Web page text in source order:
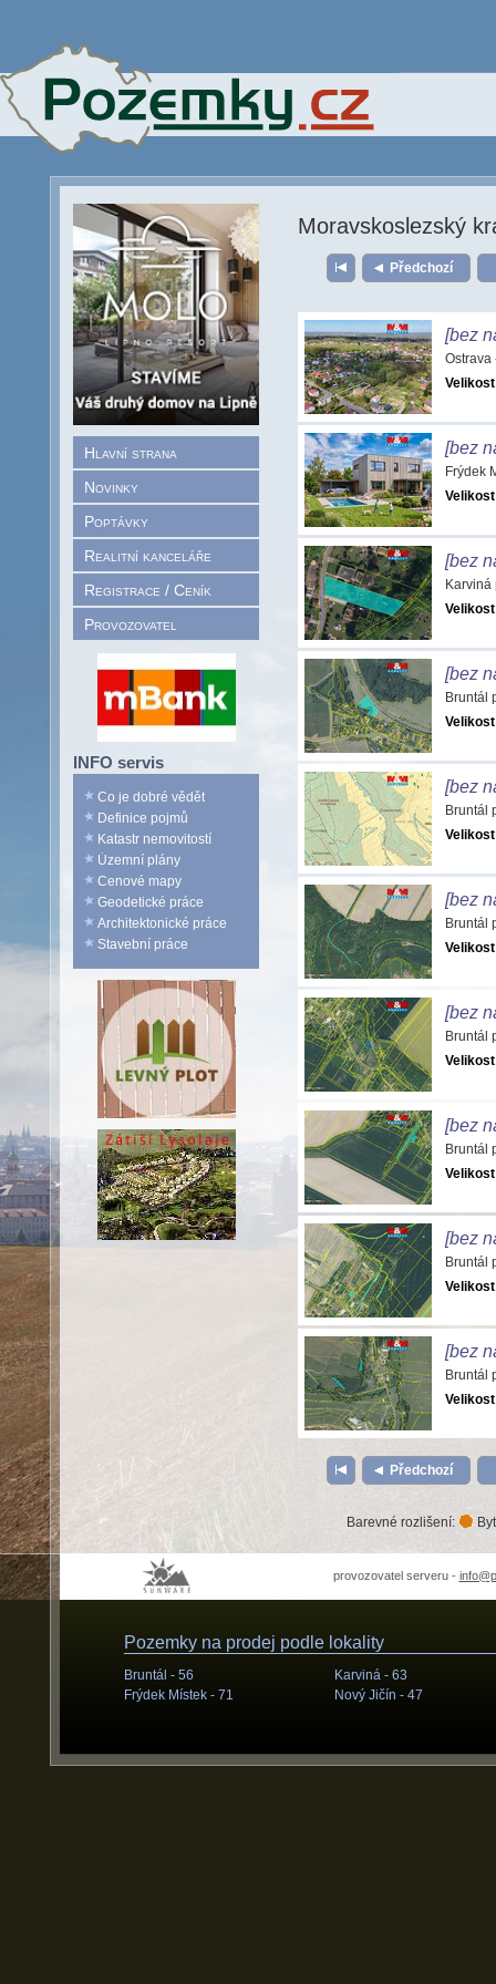
Hlavní strana
Novinky
Poptávky
Realitní kanceláře
Registrace / Ceník
Provozovatel
INFO servis
Co je dobré vědět
Definice pojmů
Katastr nemovitostí
Územní plány
Cenové mapy
Geodetické práce
Architektonické práce
Stavební práce
Moravskoslezský
Předchozí
[bez
Ostrava
[bez
Frýdek
[bez
Karviná
[bez
Bruntál
[bez
Bruntál
[bez
Bruntál
[bez
Bruntál
[bez
Bruntál
[bez
Bruntál
[bez
Bruntál
Předchozí
Barevné rozlišení:
provozovatel serveru -
Pozemky na prodej podle lokality
Bruntál - 56
Frýdek Místek - 71
Karviná - 63
Nový Jičín - 47